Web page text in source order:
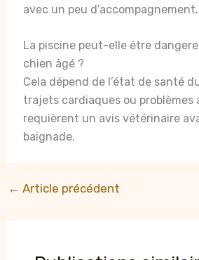
avec un peu d’accompagnement.
La piscine peut-elle être
chien âgé ?
Cela dépend de l’état de santé
trajets cardiaques ou problèmes
requièrent un avis vétérinaire
baignade.
← Article précédent